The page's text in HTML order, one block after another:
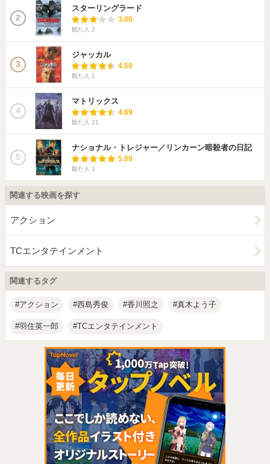
2
スターリングラード
3.00
観た人 2
3
ジャッカル
4.50
観た人 1
4
マトリックス
4.69
観た人 21
5
ナショナル・トレジャー／リンカーン暗殺者の日記
5.00
観た人 1
関連する映画を探す
アクション
TCエンタテインメント
関連するタグ
アクション 西島秀俊 香川照之 真木よう子
羽住英一郎 TCエンタテインメント